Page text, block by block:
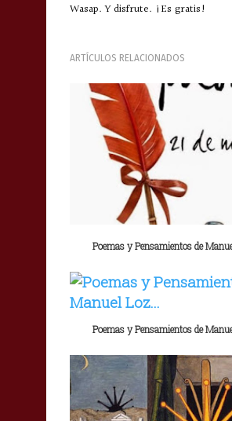
Wasap. Y disfrute. ¡Es gratis!
ARTÍCULOS RELACIONADOS
Poemas y Pensamientos de
Poemas y Pensamientos de